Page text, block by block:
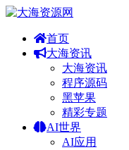
首页
大海资讯
大海资讯
程序源码
黑苹果
精彩专题
AI世界
AI应用